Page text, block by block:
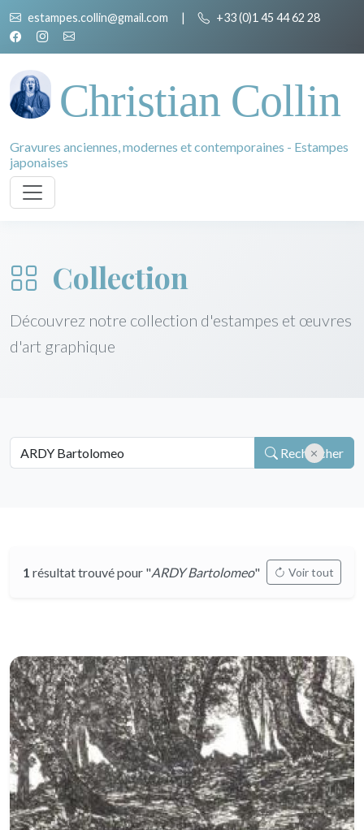
estampes.collin@gmail.com | +33 (0)1 45 44 62 28
Christian Collin
Gravures anciennes, modernes et contemporaines - Estampes
japonaises
Collection
Découvrez notre collection d'estampes et œuvres
d'art graphique
Rechercher
1 résultat trouvé pour "ARDY Bartolomeo" Voir tout